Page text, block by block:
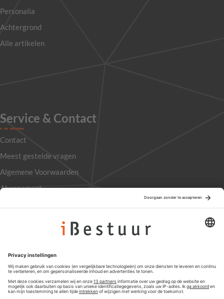
Personalia
Achtergrond
Alle artikelen
Service & Contact
Contact
Meest gestelde vragen
Algemene Voorwaarden
Abonnement
Privacyinstellingen